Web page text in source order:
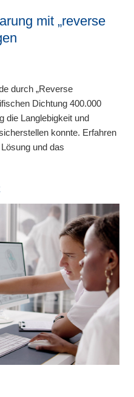
mit „reverse
durch „Reverse
Dichtung 400.000
die Langlebigkeit und
konnte. Erfahren
und das